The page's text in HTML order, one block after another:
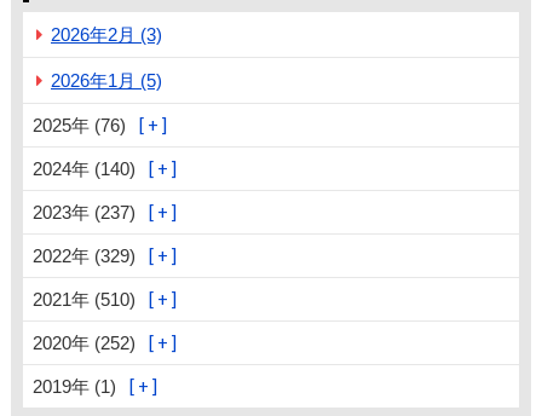
2026年2月 (3)
2026年1月 (5)
2025年 (76)
2024年 (140)
2023年 (237)
2022年 (329)
2021年 (510)
2020年 (252)
2019年 (1)